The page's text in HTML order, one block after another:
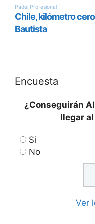
Encuesta
¿Conseguirán
llegar al
Si
No
Ver